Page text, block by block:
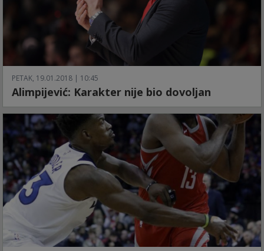
PETAK, 19.01.2018 | 10:45
Alimpijević: Karakter nije bio dovoljan